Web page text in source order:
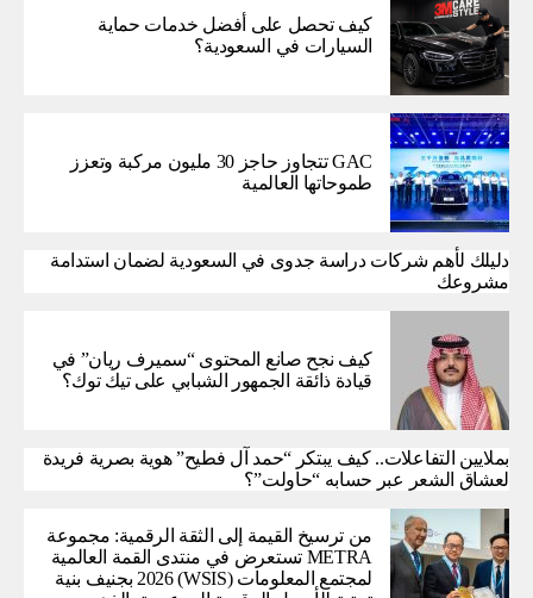
كيف تحصل على أفضل خدمات حماية
السيارات في السعودية؟
GAC تتجاوز حاجز 30 مليون مركبة وتعزز
طموحاتها العالمية
دليلك لأهم شركات دراسة جدوى في السعودية لضمان استدامة
مشروعك
كيف نجح صانع المحتوى “سميرف ريان” في
قيادة ذائقة الجمهور الشبابي على تيك توك؟
بملايين التفاعلات.. كيف يبتكر “حمد آل فطيح” هوية بصرية فريدة
لعشاق الشعر عبر حسابه “حاولت”؟
من ترسيخ القيمة إلى الثقة الرقمية: مجموعة
METRA تستعرض في منتدى القمة العالمية
لمجتمع المعلومات (WSIS) 2026 بجنيف بنية